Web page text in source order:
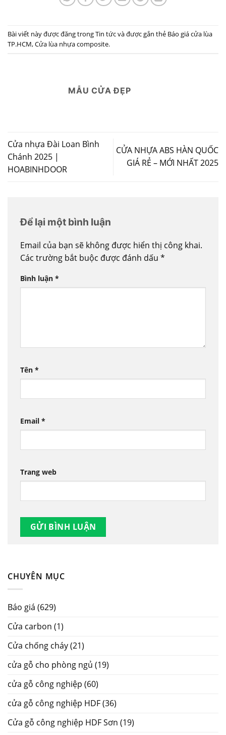
CHUYÊN MỤC
Báo giá (629)
Cửa carbon (1)
Cửa chống cháy(21)
cửa gỗ cho phòng ngủ (19)
cửa gỗ công nghiệp (60)
cửa gỗ công nghiệp HDF(36)
Cửa gỗ công nghiệp HDF Sơn (19)
Bài viết này được đăng trongTin tứcvà được gắn thẻ Báo giá cửa lùa
TP.HCM,Cửa lùa nhựa composite.
MẪU CỬA ĐẸP
Cửa nhựa Đài Loan Bình
Chánh 2025 |
HOABINHDOOR
CỬA NHỰA ABS HÀN QUỐC
GIÁ RẺ – MỚI NHẤT 2025
Để lại một bình luận
Email của bạn sẽ không được hiển thị công khai.
Các trường bắt buộc được đánh dấu *
Bình luận *
Tên *
Email *
Trang web